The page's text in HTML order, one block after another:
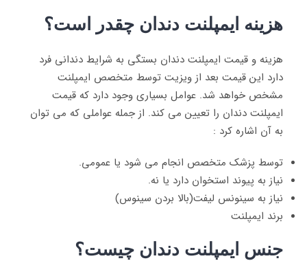
هزینه ایمپلنت دندان چقدر است؟
هزینه و قیمت ایمپلنت دندان بستگی به شرایط دندانی فرد
دارد این قیمت بعد از ویزیت توسط متخصص ایمپلنت
مشخص خواهد شد. عوامل بسیاری وجود دارد که قیمت
ایمپلنت دندان را تعیین می کند. از جمله عواملی که می توان
به آن اشاره کرد :
توسط پزشک متخصص انجام می شود یا عمومی.
نیاز به پیوند استخوان دارد یا نه.
نیاز به سینونس لیفت(بالا بردن سینوس)
برند ایمپلنت
جنس ایمپلنت دندان چیست؟